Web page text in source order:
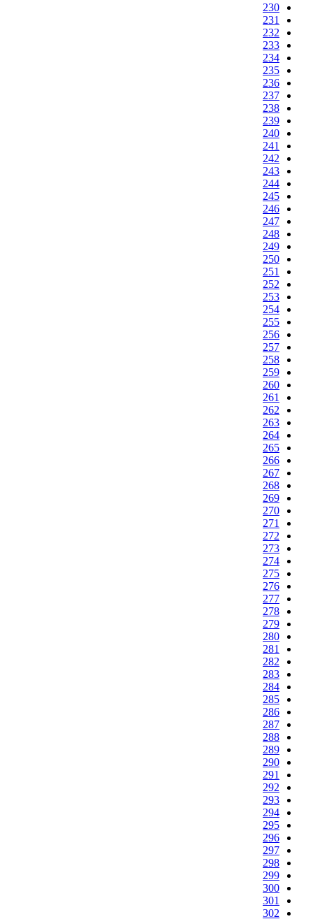
230
231
232
233
234
235
236
237
238
239
240
241
242
243
244
245
246
247
248
249
250
251
252
253
254
255
256
257
258
259
260
261
262
263
264
265
266
267
268
269
270
271
272
273
274
275
276
277
278
279
280
281
282
283
284
285
286
287
288
289
290
291
292
293
294
295
296
297
298
299
300
301
302